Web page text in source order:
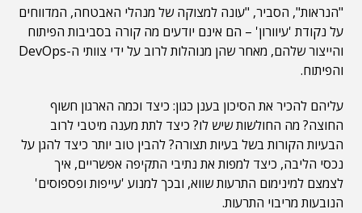
"הנראות", הסביר, "עונה למצוקה של מנהלי האבטחה, המדווחים
על נקודת 'עיוורון' – הם אינם יודעים מה קורה בסביבות הפיתוח
והייצור שלהם, מאחר שהן מנוהלות לרוב על ידי צוותי ה-DevOps
והפיתוח.
עליהם להכיר את הסיכון בענן כגון: כיצד וכמה הארגון חשוף
החוצה? מה החולשות שיש לו? כיצד לתת מענה מיטבי לרוב
הבעיות הקורות בשל בעיות תצורה? להבין טוב יותר כיצד להגן על
נכסי הליבה, כיצד למפות את נתיבי התקיפה אפשריים, איך
לצמצם למינימום התרעות שווא, ובכך למנוע 'עייפות ופספוסים'
הנובעות מריבוי התרעות.